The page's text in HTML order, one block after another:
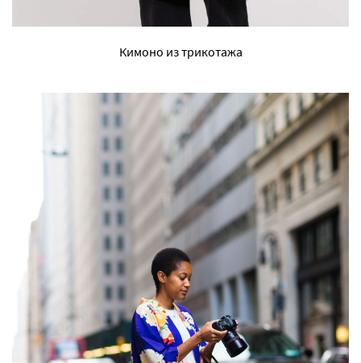
Кимоно из трикотажа